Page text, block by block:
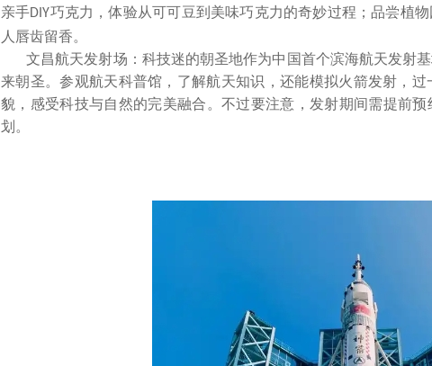
亲手DIY巧克力，体验从可可豆到美味巧克力的奇妙过程；品尝植
人唇齿留香。
文昌航天发射场：科技迷的朝圣地作为中国首个滨海航天发射
来朝圣。参观航天科普馆，了解航天知识，还能模拟火箭发射，过
貌，感受科技与自然的完美融合。不过要注意，发射期间需提前
划。